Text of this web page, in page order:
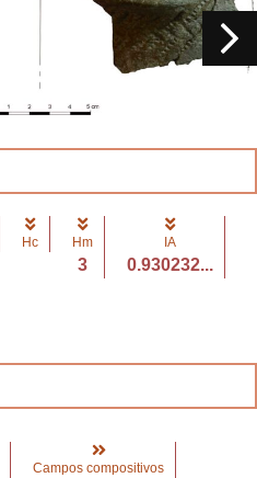
Hc Hm
3
IA
0.930232...
Campos compositivos